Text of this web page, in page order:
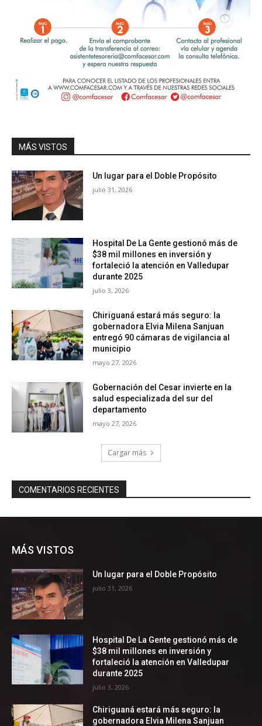
MÁS VISTOS
Un lugar para el Doble Propósito
julio 31, 2026
Hospital De La Gente gestionó más de
$38 mil millones en inversión y
fortaleció la atención en Valledupar
durante 2025
julio 3, 2026
Chiriguaná estará más seguro: la
gobernadora Elvia Milena Sanjuan